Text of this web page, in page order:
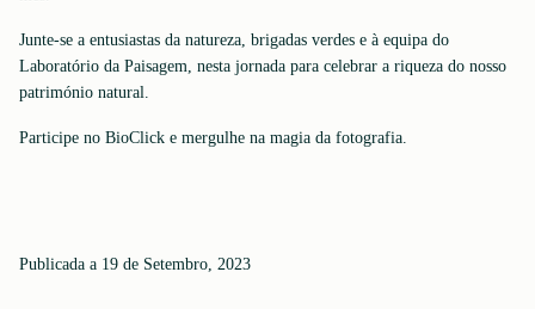
Junte-se a entusiastas da natureza, brigadas verdes e à equipa do
Laboratório da Paisagem, nesta jornada para celebrar a riqueza do nosso
património natural.
Participe no BioClick e mergulhe na magia da fotografia.
Publicada a 19 de Setembro, 2023